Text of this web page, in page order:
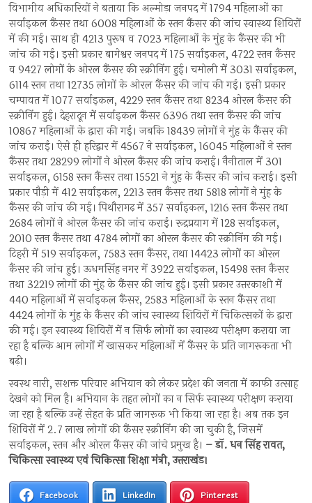
विभागीय अधिकारियों ने बताया कि अल्मोड़ा जनपद में 1794 महिलाओं का
सर्वाइकल कैंसर तथा 6008 महिलाओं के स्तन कैंसर की जांच स्वास्थ्य शिविरों
में की गई। साथ ही 4213 पुरूष व 7023 महिलाओं के मुंह के कैंसर की भी
जांच की गई। इसी प्रकार बागेश्वर जनपद में 175 सर्वाइकल, 4722 स्तन कैंसर
व 9427 लोगों के ओरल कैंसर की स्क्रीनिंग हुई। चमोली में 3031 सर्वाइकल,
6114 स्तन तथा 12735 लोगों के ओरल कैंसर की जांच की गई। इसी प्रकार
चम्पावत में 1077 सर्वाइकल, 4229 स्तन कैंसर तथा 8234 ओरल कैंसर की
स्क्रीनिंग हुई। देहरादून में सर्वाइकल कैंसर 6396 तथा स्तन कैंसर की जांच
10867 महिलाओं के द्वारा की गई। जबकि 18439 लोगों ने मुंह के कैंसर की
जांच कराई। ऐसे ही हरिद्वार में 4567 ने सर्वाइकल, 16045 महिलाओं ने स्तन
कैंसर तथा 28299 लोगों ने ओरल कैंसर की जांच कराई। नैनीताल में 301
सर्वाइकल, 6158 स्तन कैंसर तथा 15521 ने मुंह के कैंसर की जांच कराई। इसी
प्रकार पौड़ी में 412 सर्वाइकल, 2213 स्तन कैंसर तथा 5818 लोगों ने मुंह के
कैंसर की जांच की गई। पिथौरागढ़ में 357 सर्वाइकल, 1216 स्तन कैंसर तथा
2684 लोगों ने ओरल कैंसर की जांच कराई। रूद्रप्रयाग में 128 सर्वाइकल,
2010 स्तन कैंसर तथा 4784 लोगों का ओरल कैंसर की स्क्रीनिंग की गई।
टिहरी में 519 सर्वाइकल, 7583 स्तन कैंसर, तथा 14423 लोगों का ओरल
कैंसर की जांच हुई। ऊधमसिंह नगर में 3922 सर्वाइकल, 15498 स्तन कैंसर
तथा 32219 लोगों की मुंह के कैंसर की जांच हुई। इसी प्रकार उत्तरकाशी में
440 महिलाओं में सर्वाइकल कैंसर, 2583 महिलाओं के स्तन कैंसर तथा
4424 लोगों के मुंह के कैंसर की जांच स्वास्थ्य शिविरों में चिकित्सकों के द्वारा
की गई। इन स्वास्थ्य शिविरों में न सिर्फ लोगों का स्वास्थ्य परीक्षण कराया जा
रहा है बल्कि आम लोगों में खासकर महिलाओं में कैंसर के प्रति जागरूकता भी
बढ़ी।
स्वस्थ नारी, सशक्त परिवार अभियान को लेकर प्रदेश की जनता में काफी उत्साह
देखने को मिल है। अभियान के तहत लोगों का न सिर्फ स्वास्थ्य परीक्षण कराया
जा रहा है बल्कि उन्हें सेहत के प्रति जागरूक भी किया जा रहा है। अब तक इन
शिविरों में 2.7 लाख लोगों की कैंसर स्क्रीनिंग की जा चुकी है, जिसमें
सर्वाइकल, स्तन और ओरल कैंसर की जांचे प्रमुख है। – डॉ. धन सिंह रावत,
चिकित्सा स्वास्थ्य एवं चिकित्सा शिक्षा मंत्री, उत्तराखंड।
Facebook LinkedIn Pinterest